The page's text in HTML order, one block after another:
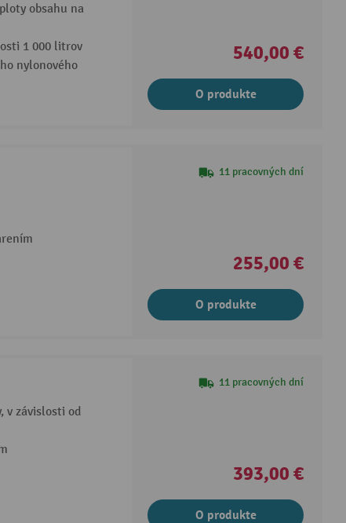
obsahu na
1 000 litrov
nylonového
540,00 €
O produkte
11 pracovných dní
255,00 €
O produkte
v závislosti od
11 pracovných dní
393,00 €
O produkte